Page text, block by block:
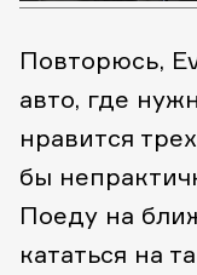
Повторюсь,
авто, где
нравится
бы
Поеду на
кататься на